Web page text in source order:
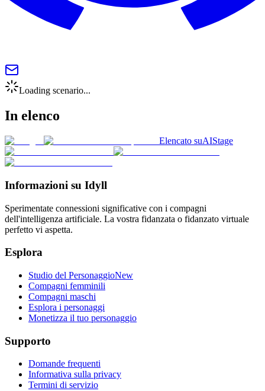
Loading scenario...
In elenco
Elencato suAIStage
Informazioni su Idyll
Sperimentate connessioni significative con i compagni
dell'intelligenza artificiale. La vostra fidanzata o fidanzato virtuale
perfetto vi aspetta.
Esplora
Studio del PersonaggioNew
Compagni femminili
Compagni maschi
Esplora i personaggi
Monetizza il tuo personaggio
Supporto
Domande frequenti
Informativa sulla privacy
Termini di servizio